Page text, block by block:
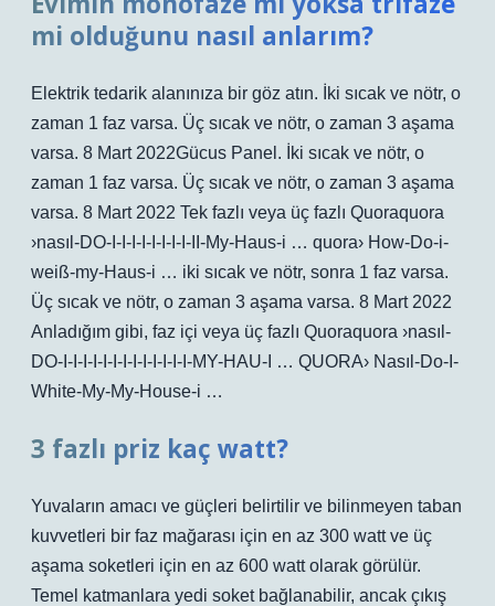
mi olduğunu nasıl anlarım?
Elektrik tedarik alanınıza bir göz atın. İki sıcak ve nötr, o
zaman 1 faz varsa. Üç sıcak ve nötr, o zaman 3 aşama
varsa. 8 Mart 2022Gücus Panel. İki sıcak ve nötr, o
zaman 1 faz varsa. Üç sıcak ve nötr, o zaman 3 aşama
varsa. 8 Mart 2022 Tek fazlı veya üç fazlı Quoraquora
›nasıl-DO-I-I-I-I-I-I-I-I-II-My-Haus-i … quora› How-Do-i-
weiß-my-Haus-i … iki sıcak ve nötr, sonra 1 faz varsa.
Üç sıcak ve nötr, o zaman 3 aşama varsa. 8 Mart 2022
Anladığım gibi, faz içi veya üç fazlı Quoraquora ›nasıl-
DO-I-I-I-I-I-I-I-I-I-I-I-I-I-MY-HAU-I … QUORA› Nasıl-Do-I-
White-My-My-House-i …
3 fazlı priz kaç watt?
Yuvaların amacı ve güçleri belirtilir ve bilinmeyen taban
kuvvetleri bir faz mağarası için en az 300 watt ve üç
aşama soketleri için en az 600 watt olarak görülür.
Temel katmanlara yedi soket bağlanabilir, ancak çıkış